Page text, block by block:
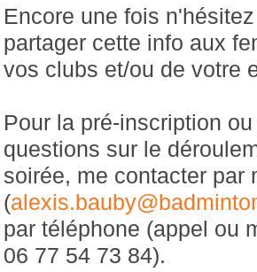
Encore une fois
partager cette info aux
vos clubs et/ou de votre
Pour la pré-inscription
questions sur le
soirée, me contacter par
(
par téléphone (appel ou
06 77 54 73 84).